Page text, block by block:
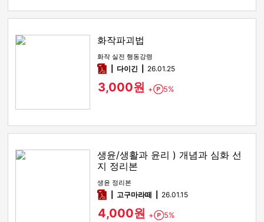
화작파괴법
화작 실전 행동강령
pdf다이긴 26.01.25
3,000원 + Point
5%
생윤/생활과 윤리 ) 개념과 심화 선
지 정리본
생윤 정리본
pdf고구마라떼 26.01.15
4,000원 + Point
5%